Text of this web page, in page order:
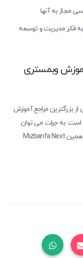
مجاز به آنها
به فکر مدیریت و توسعه
آموزش وبمستری
از بزرگترین مراجع آموزش
است. به جرات می توان
گفت یکی از غنی ترین منبع آموزشی وب در ایران، همین Mizbanfa Next